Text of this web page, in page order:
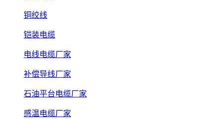
铜绞线
铠装电缆
电线电缆厂家
补偿导线厂家
石油平台电缆厂家
感温电缆厂家